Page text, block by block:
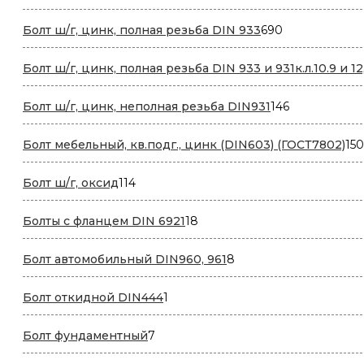
Болт ш/г, цинк, полная резьба DIN 933690
товаров
Болт ш/г, цинк, полная резьба DIN 933 и 931к.л.10.9 и
Болт ш/г, цинк, неполная резьба DIN931146146
товаров
Болт мебельный, кв.подг., цинк (DIN603) (ГОСТ7802)150
Болт ш/г, оксид114114
товаров
Болты с фланцем DIN 692118
товаров
Болт автомобильный DIN960, 9618
товаров
Болт откидной DIN4441
товар
Болт фундаментный7
товаров